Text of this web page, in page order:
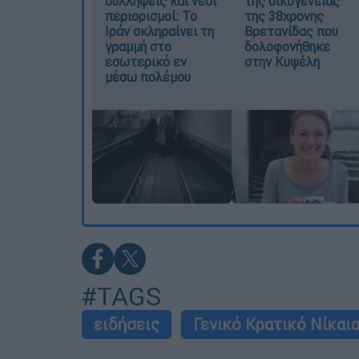
περιορισμοί: Το
Ιράν σκληραίνει τη
γραμμή στο
εσωτερικό εν
μέσω πολέμου
της 38χρονης
Βρετανίδας που
δολοφονήθηκε
στην Κυψέλη
#TAGS
ειδήσεις Γενικό Κρατικό